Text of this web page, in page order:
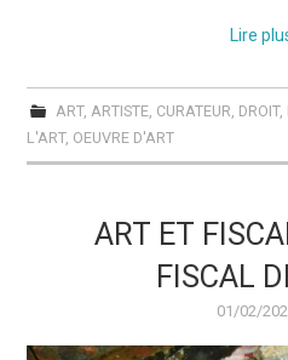
Lire
ART, ARTISTE, CURATEUR DROIT,
L'ART, OEUVRE D'ART
ART ET
FISCAL
01/02/